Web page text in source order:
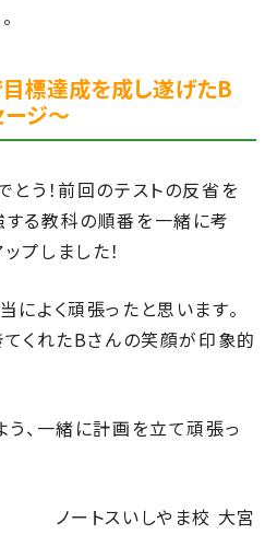
標達成を成し遂げたB
ージ～
とう！前回のテストの反省を
する教科の順番を一緒に考
プしました！
によく頑張ったと思います。
くれたBさんの笑顔が印象的
、一緒に計画を立て頑張っ
ノートスいしやま校 大宮